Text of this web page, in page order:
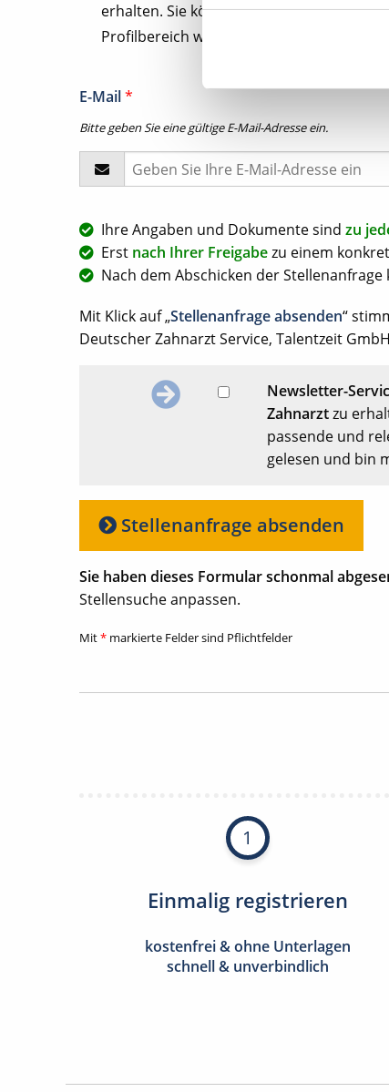
erhalten. Sie können diese Zustimmung
Profilbereich widerrufen.
E-Mail*
Bitte geben Sie eine gültige E-Mail-Adresse ein.
Ihre Angaben und Dokumente sind zu
Erst nach Ihrer Freigabezu einem
Nach dem Abschicken der
Mit Klick auf „Stellenanfrage absenden“
Deutscher Zahnarzt Service, Talentzeit
Newsletter-
Zahnarztzu
passende und
gelesen und bin
Stellenanfrage absenden
Sie haben dieses Formular schonmal
Stellensuche anpassen.
Mit* markierte Felder sind Pflichtfelder
1
Einmalig registrieren
kostenfrei & ohne Unterlagen
schnell & unverbindlich